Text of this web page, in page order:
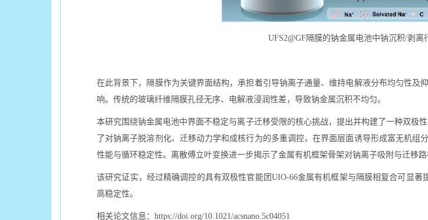
UFS2@GF隔膜的钠金属电池中钠沉积/剥离
在此背景下，隔膜作为关键界面结构，承担着引导钠离子通量、维持电解液分布均匀性
响。传统的玻璃纤维隔膜孔径无序、电解液浸润性差，导致钠金属沉积不均匀。
本研究围绕钠金属电池中界面不稳定与离子迁移受限的核心挑战，提出并构建了一种双极
了对钠离子脱溶剂化、迁移动力学和成核行为的多重调控，在界面层面诱导形成富无机
性能与循环稳定性。离散傅立叶变换进一步揭示了金属有机框架骨架对钠离子吸附与迁移
该研究证实，经过精确调控的具有双极性官能团UIO-66金属有机框架与隔膜相复合可显
高稳定性。
相关论文信息：https://doi.org/10.1021/acsnano.5c04051